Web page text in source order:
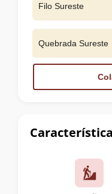
Filo Sureste
Quebrada Sureste